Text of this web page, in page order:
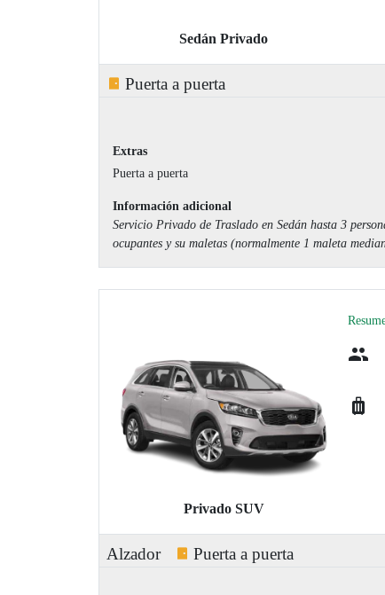
Sedán Privado
Puerta a puerta
Extras
Puerta a puerta
Información adicional
Servicio Privado de Traslado en Sedán hasta 3
ocupantes y su maletas (normalmente 1 maleta
Privado SUV
Alzador Puerta a puerta